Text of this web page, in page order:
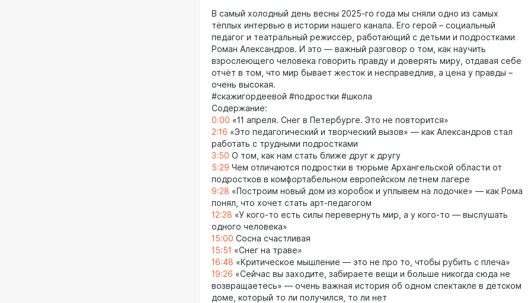
В самый холодный день весны 2025-го года мы сняли одно из самых
тёплых интервью в истории нашего канала. Его герой – социальный
педагог и театральный режиссёр, работающий с детьми и подростками
Роман Александров. И это — важный разговор о том, как научить
взрослеющего человека говорить правду и доверять миру, отдавая себе
отчёт в том, что мир бывает жесток и несправедлив, а цена у правды –
очень высокая.
#скажигордеевой #подростки #школа
Содержание:
0:00 «11 апреля. Снег в Петербурге. Это не повторится»
2:16 «Это педагогический и творческий вызов» — как Александров стал
работать с трудными подростками
3:50 О том, как нам стать ближе друг к другу
5:29 Чем отличаются подростки в тюрьме Архангельской области от
подростков в комфортабельном европейском летнем лагере
9:28 «Построим новый дом из коробок и уплывем на лодочке» — как Рома
понял, что хочет стать арт-педагогом
12:28 «У кого-то есть силы перевернуть мир, а у кого-то — выслушать
одного человека»
15:00 Сосна счастливая
15:51 «Снег на траве»
16:48 «Критическое мышление — это не про то, чтобы рубить с плеча»
19:26 «Сейчас вы заходите, забираете вещи и больше никогда сюда не
возвращаетесь» — очень важная история об одном спектакле в детском
доме, который то ли получился, то ли нет